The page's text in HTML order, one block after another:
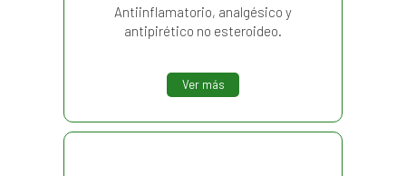
Antiinflamatorio, analgésico y
antipirético no esteroideo.
Ver más